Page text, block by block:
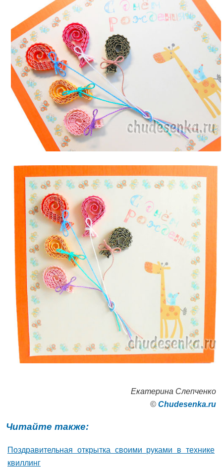
Екатерина Слепченко
© Сhudesenka.ru
Читайте также:
Поздравительная открытка своими руками в технике
квиллинг